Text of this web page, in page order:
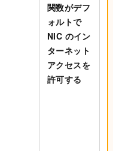
関数がデフ
ォルトで
NIC のイン
ターネット
アクセスを
許可する